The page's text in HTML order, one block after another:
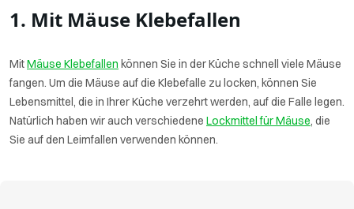
1. Mit Mäuse Klebefallen
MitMäuse Klebefallen können Sie in der Küche schnell viele Mäuse
fangen. Um die Mäuse auf die Klebefalle zu locken, können Sie
Lebensmittel, die in Ihrer Küche verzehrt werden, auf die Falle legen.
Natürlich haben wir auch verschiedene Lockmittel für Mäuse, die
Sie auf den Leimfallen verwenden können.